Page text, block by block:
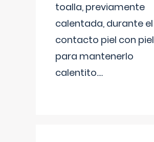
toalla, previamente
calentada, durante el
contacto piel con piel
para mantenerlo
calentito....